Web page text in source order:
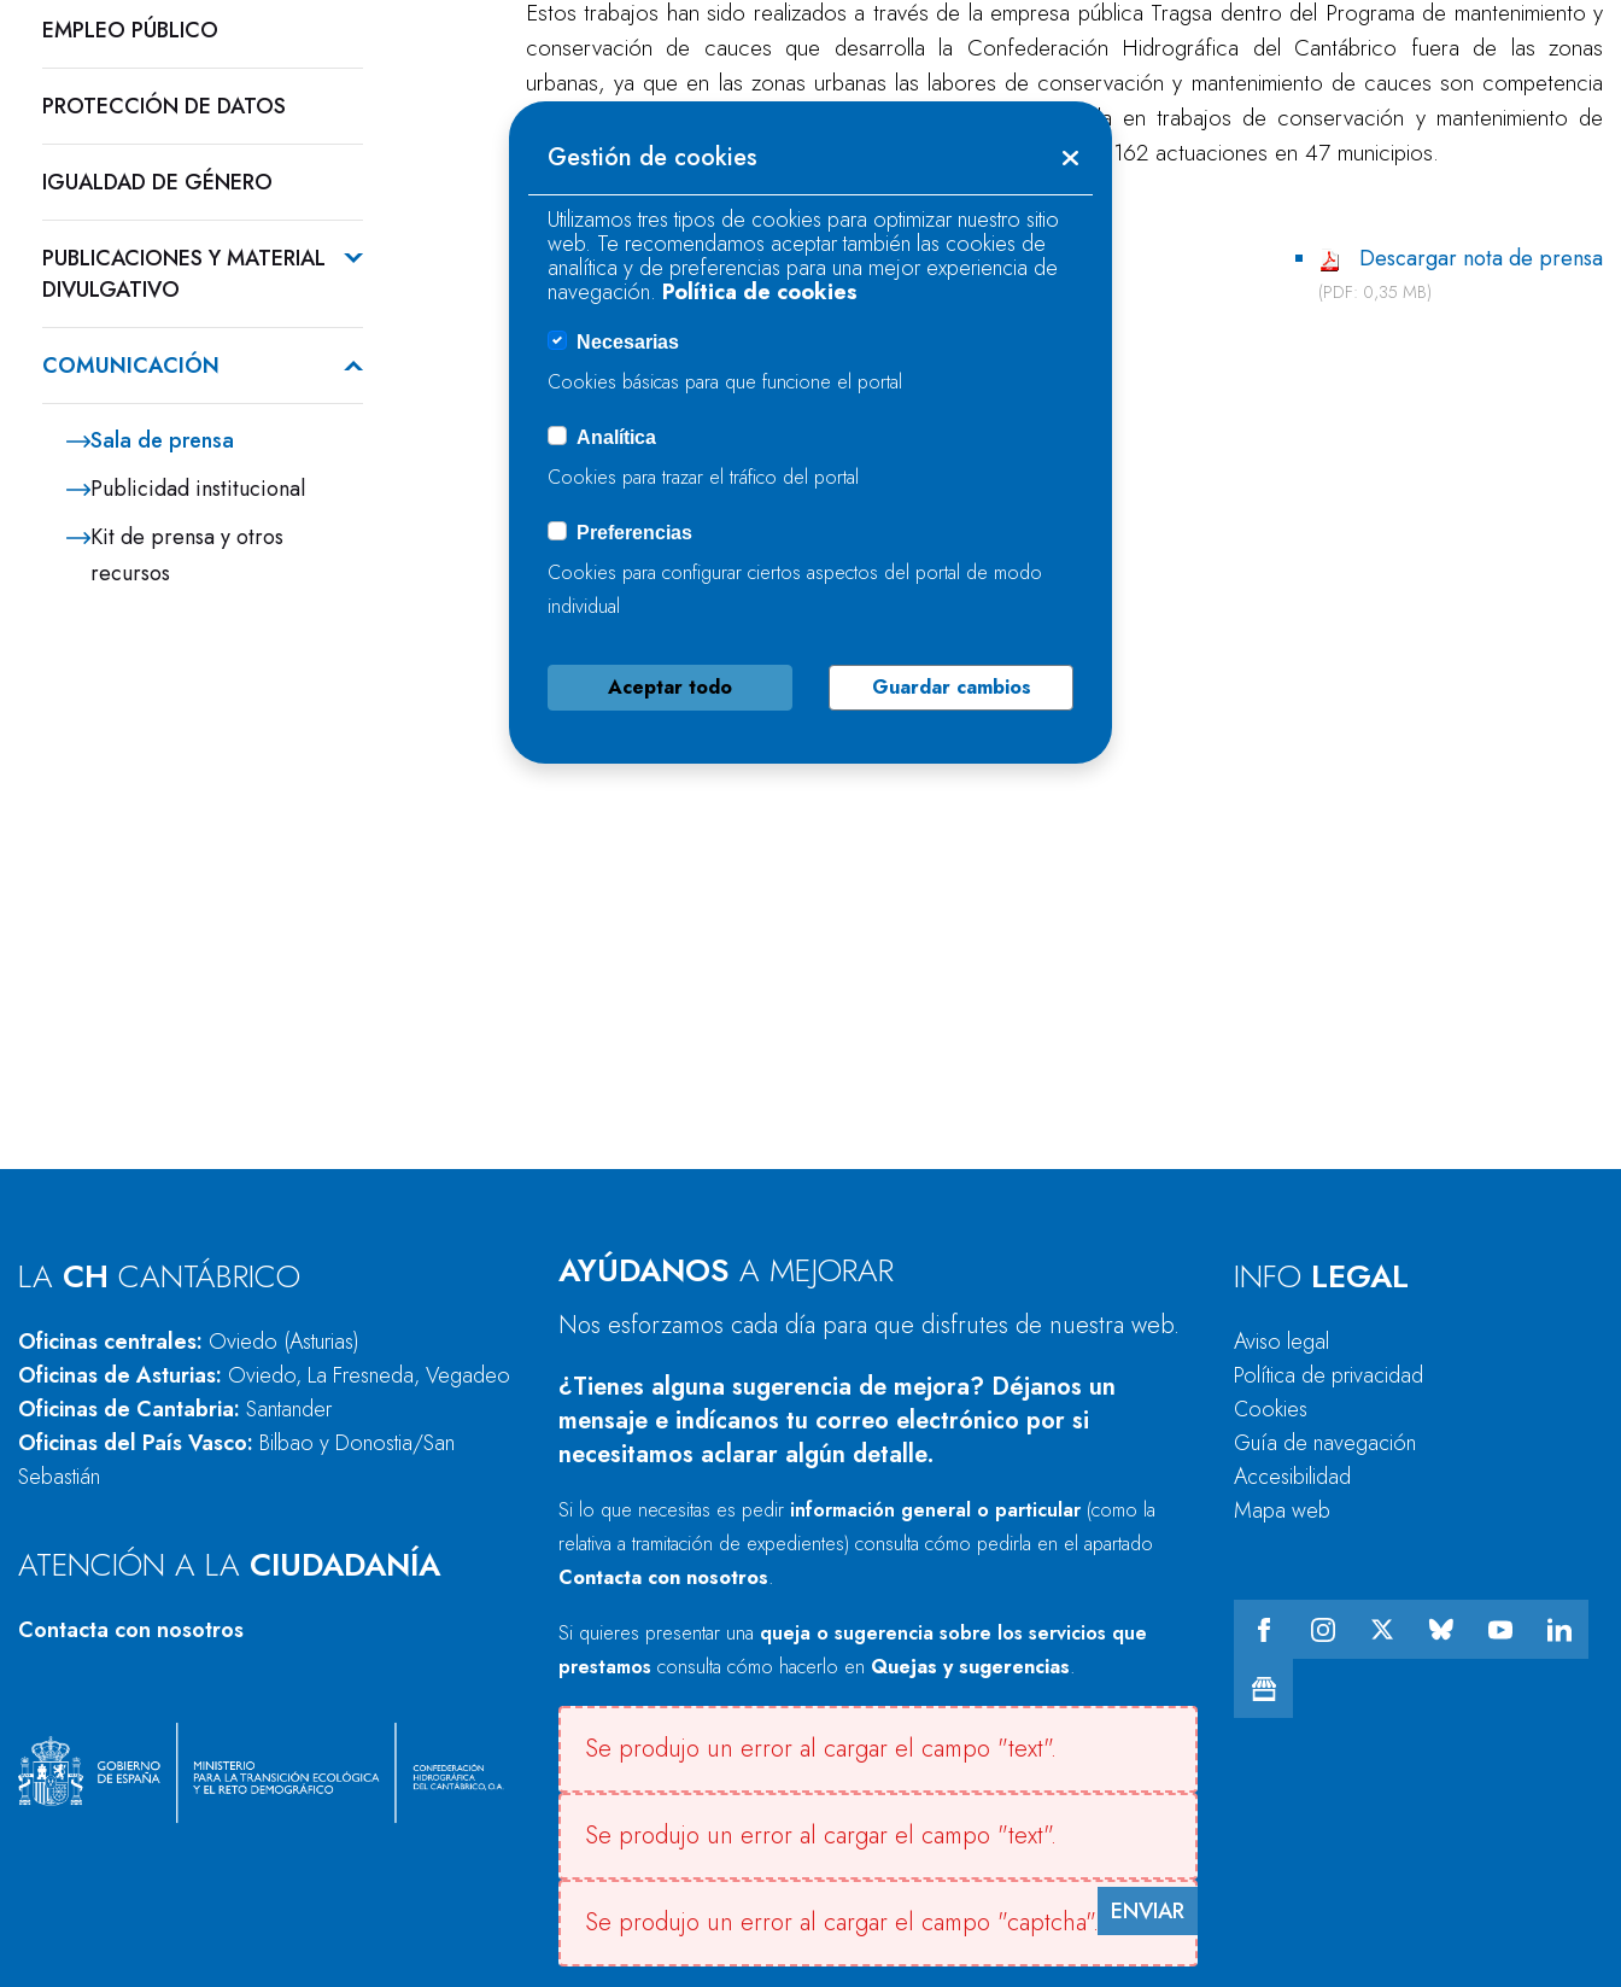
EMPLEO PÚBLICO
PROTECCIÓN DE DATOS
IGUALDAD DE GÉNERO
PUBLICACIONES Y MATERIAL
DIVULGATIVO
COMUNICACIÓN
Sala de prensa
Publicidad institucional
Kit de prensa y otros
recursos
Estos trabajos han sido realizados a través de la empresa pública Tragsa dentro del Programa de mantenimiento y
conservación de cauces que desarrolla la Confederación Hidrográfica del Cantábrico fuera de las zonas
urbanas, ya que en las zonas urbanas las labores de conservación y mantenimiento de cauces son competencia
de los ayuntamientos. En el año 2023 la inversión realizada en trabajos de conservación y mantenimiento de
cauces en Asturias fue de 3,1 millones de euros, repartida en 162 actuaciones en 47 municipios.
Descargar nota de prensa
(PDF: 0,35 MB)
LA CH CANTÁBRICO
Oficinas centrales: Oviedo (Asturias)
Oficinas de Asturias: Oviedo, La Fresneda, Vegadeo
Oficinas de Cantabria: Santander
Oficinas del País Vasco: Bilbao y Donostia/San
Sebastián
ATENCIÓN A LA CIUDADANÍA
Contacta con nosotros
AYÚDANOS A MEJORAR
Nos esforzamos cada día para que disfrutes de nuestra web.
¿Tienes alguna sugerencia de mejora? Déjanos un
mensaje e indícanos tu correo electrónico por si
necesitamos aclarar algún detalle.
Si lo que necesitas es pedir información general o particular (como la
relativa a tramitación de expedientes) consulta cómo pedirla en el apartado
Contacta con nosotros.
Si quieres presentar una queja o sugerencia sobre los servicios que
prestamos consulta cómo hacerlo en Quejas y sugerencias.
Se produjo un error al cargar el campo "text".
Se produjo un error al cargar el campo "text".
Se produjo un error al cargar el campo "captcha". ENVIAR
INFO LEGAL
Aviso legal
Política de privacidad
Cookies
Guía de navegación
Accesibilidad
Mapa web
Gestión de cookies
Utilizamos tres tipos de cookies para optimizar nuestro sitio
web. Te recomendamos aceptar también las cookies de
analítica y de preferencias para una mejor experiencia de
navegación. Política de cookies
Necesarias
Cookies básicas para que funcione el portal
Analítica
Cookies para trazar el tráfico del portal
Preferencias
Cookies para configurar ciertos aspectos del portal de modo
individual
Aceptar todo Guardar cambios